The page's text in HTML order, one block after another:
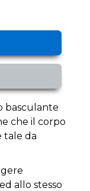
basculante
che il corpo
tale da
allo stesso